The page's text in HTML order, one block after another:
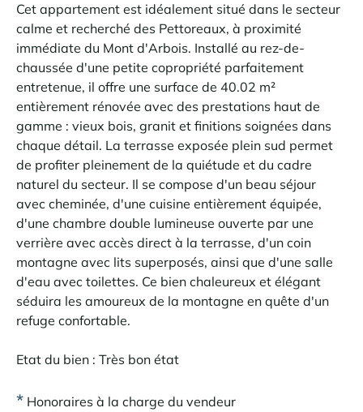
Cet appartement est idéalement situé dans le secteur
calme et recherché des Pettoreaux, à proximité
immédiate du Mont d'Arbois. Installé au rez-de-
chaussée d'une petite copropriété parfaitement
entretenue, il offre une surface de 40.02 m²
entièrement rénovée avec des prestations haut de
gamme : vieux bois, granit et finitions soignées dans
chaque détail. La terrasse exposée plein sud permet
de profiter pleinement de la quiétude et du cadre
naturel du secteur. Il se compose d'un beau séjour
avec cheminée, d'une cuisine entièrement équipée,
d'une chambre double lumineuse ouverte par une
verrière avec accès direct à la terrasse, d'un coin
montagne avec lits superposés, ainsi que d'une salle
d'eau avec toilettes. Ce bien chaleureux et élégant
séduira les amoureux de la montagne en quête d'un
refuge confortable.
Etat du bien : Très bon état
* Honoraires à la charge du vendeur